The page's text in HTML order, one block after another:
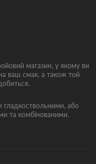
магазин, у якому ви
ваш смак, а також той
гладкоствольними, або
та комбінованими.